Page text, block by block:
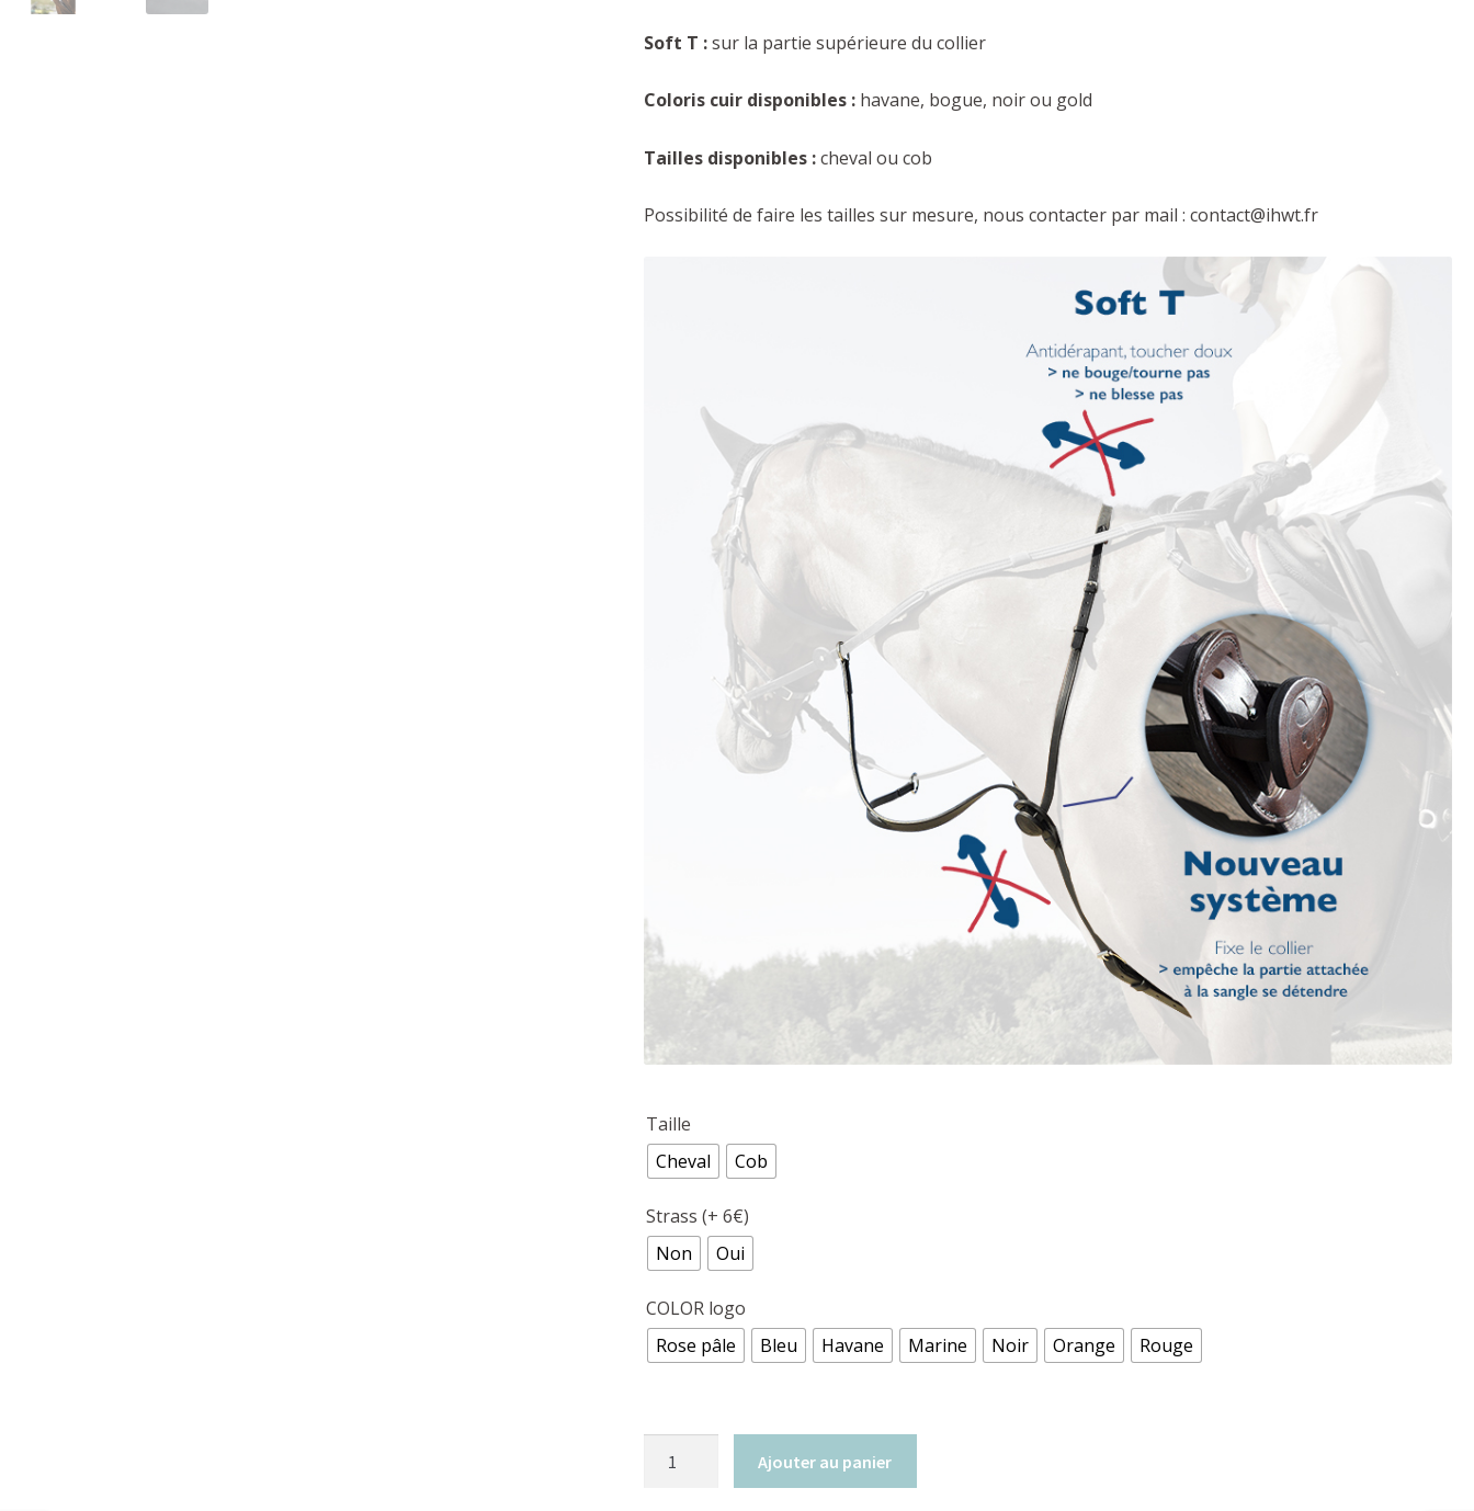
Soft T :sur la partie supérieure du collier
Coloris cuir disponibles :havane, bogue, noir ou gold
Tailles disponibles :cheval ou cob
Possibilité de faire les tailles sur mesure, nous contacter par mail : contact@ihwt.fr
Taille
Cheval
Cob
Strass (+ 6€)
Non
Oui
COLOR logo
Rose pâle
Bleu Havane Marine Noir Orange Rouge
Ajouter au panier